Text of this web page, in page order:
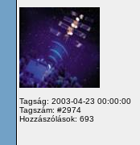
Tagság: 2003-04-23 00:00:00
Tagszám: #2974
Hozzászólások: 693